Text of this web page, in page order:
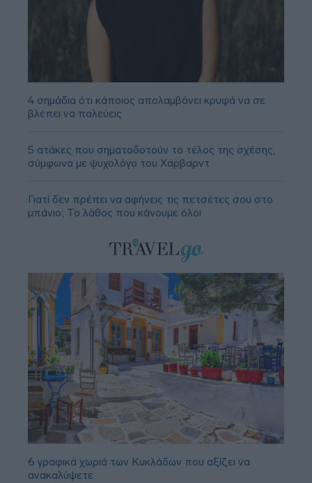
4 σημάδια ότι κάποιος απολαμβάνει κρυφά να σε
βλέπει να παλεύεις
5 ατάκες που σηματοδοτούν το τέλος της σχέσης,
σύμφωνα με ψυχολόγο του Χάρβαρντ
Γιατί δεν πρέπει να αφήνεις τις πετσέτες σου στο
μπάνιο; Το λάθος που κάνουμε όλοι
6 γραφικά χωριά των Κυκλάδων που αξίζει να
ανακαλύψετε